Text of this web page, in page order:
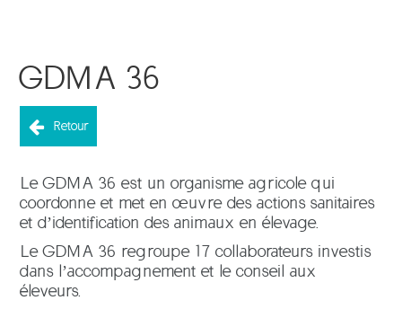
GDMA 36
Retour
Le GDMA 36 est un organisme agricole qui
coordonne et met en œuvre des actions sanitaires
et d’identification des animaux en élevage.
Le GDMA 36 regroupe 17 collaborateurs investis
dans l’accompagnement et le conseil aux
éleveurs.